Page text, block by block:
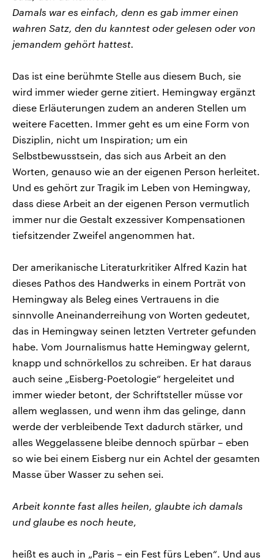
Damals war es einfach, denn es gab immer einen
wahren Satz, den du kanntest oder gelesen oder von
jemandem gehört hattest.
Das ist eine berühmte Stelle aus diesem Buch, sie
wird immer wieder gerne zitiert. Hemingway ergänzt
diese Erläuterungen zudem an anderen Stellen um
weitere Facetten. Immer geht es um eine Form von
Disziplin, nicht um Inspiration; um ein
Selbstbewusstsein, das sich aus Arbeit an den
Worten, genauso wie an der eigenen Person herleitet.
Und es gehört zur Tragik im Leben von Hemingway,
dass diese Arbeit an der eigenen Person vermutlich
immer nur die Gestalt exzessiver Kompensationen
tiefsitzender Zweifel angenommen hat.
Der amerikanische Literaturkritiker Alfred Kazin hat
dieses Pathos des Handwerks in einem Porträt von
Hemingway als Beleg eines Vertrauens in die
sinnvolle Aneinanderreihung von Worten gedeutet,
das in Hemingway seinen letzten Vertreter gefunden
habe. Vom Journalismus hatte Hemingway gelernt,
knapp und schnörkellos zu schreiben. Er hat daraus
auch seine „Eisberg-Poetologie“ hergeleitet und
immer wieder betont, der Schriftsteller müsse vor
allem weglassen, und wenn ihm das gelinge, dann
werde der verbleibende Text dadurch stärker, und
alles Weggelassene bleibe dennoch spürbar – eben
so wie bei einem Eisberg nur ein Achtel der gesamten
Masse über Wasser zu sehen sei.
Arbeit konnte fast alles heilen, glaubte ich damals
und glaube es noch heute,
heißt es auch in „Paris – ein Fest fürs Leben“. Und aus